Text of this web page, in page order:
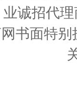
业诚招代
书面特